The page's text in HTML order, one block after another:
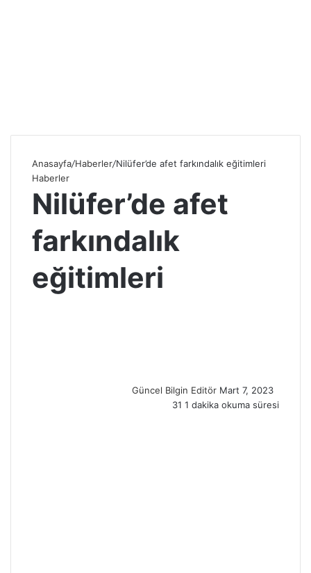
Anasayfa/Haberler/Nilüfer’de afet farkındalık eğitimleri
Haberler
Nilüfer’de afet
farkındalık
eğitimleri
Güncel Bilgin Editör e
m
Mart 7, 2023
31 1 dakika okuma süresi